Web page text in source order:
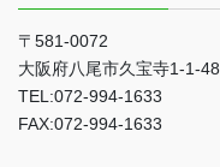
〒581-0072
大阪府八尾市久宝寺1-1-48
TEL:072-994-1633
FAX:072-994-1633